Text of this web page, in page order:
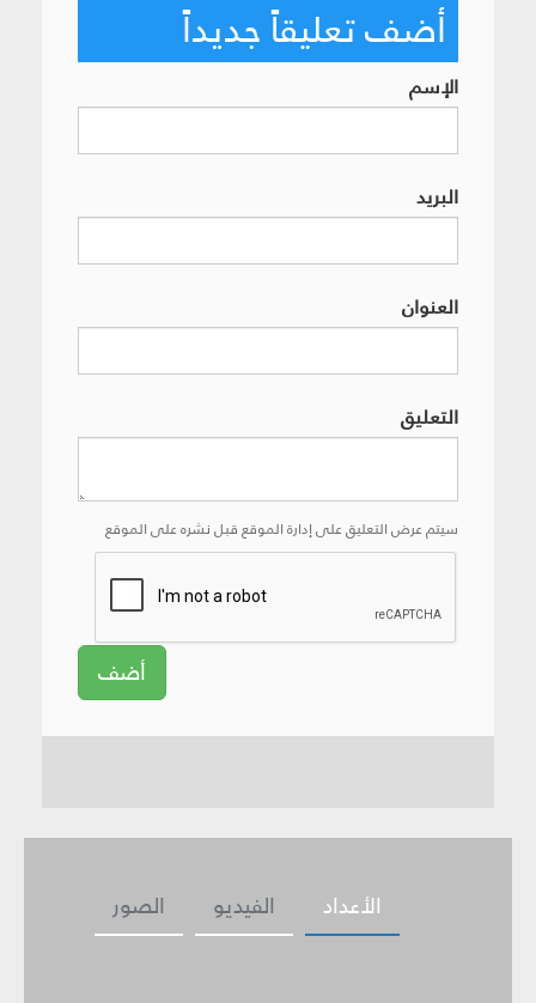
أضف تعليقاً جديداً
الإسم
البريد
العنوان
التعليق
سيتم عرض التعليق على إدارة الموقع قبل نشره على الموقع
أضف
الصور الفيديو الأعداد